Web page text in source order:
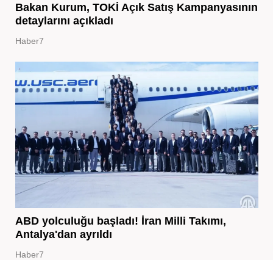
Bakan Kurum, TOKİ Açık Satış Kampanyasının
detaylarını açıkladı
Haber7
ABD yolculuğu başladı! İran Milli Takımı,
Antalya'dan ayrıldı
Haber7